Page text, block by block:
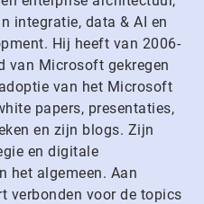
integratie, data & AI en
Hij heeft van 2006-
van Microsoft gekregen
van het Microsoft
papers, presentaties,
en zijn blogs. Zijn
en digitale
het algemeen. Aan
verbonden voor de topics